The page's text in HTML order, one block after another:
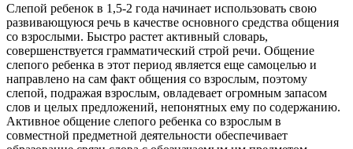
Слепой ребенок в 1,5-2 года начинает использовать свою
развивающуюся речь в качестве основного средства общения
со взрослыми. Быстро растет активный словарь,
совершенствуется грамматический строй речи. Общение
слепого ребенка в этот период является еще самоцелью и
направлено на сам факт общения со взрослым, поэтому
слепой, подражая взрослым, овладевает огромным запасом
слов и целых предложений, непонятных ему по содержанию.
Активное общение слепого ребенка со взрослым в
совместной предметной деятельности обеспечивает